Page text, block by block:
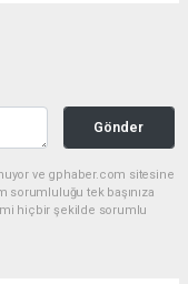
Gönder
ve gphaber.com sitesine
sorumluluğu tek başınıza
hiçbir şekilde sorumlu